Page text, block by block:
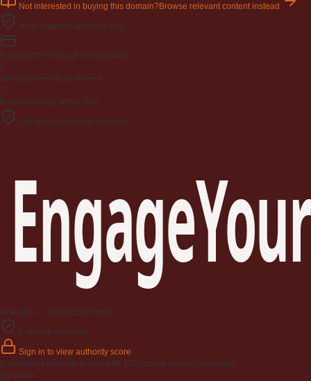
Not interested in buying this domain?Browse relevant content instead
What happens after you buy
PaySecure checkout on GoDaddy
2
VerifyOwnership confirmed
3
Push Delivered within 24h
GoDaddy-protected checkout
Available — Premium domain
Authority snapshot
Sign in to view authority score
Established backlink profile with 472 unique referring domains.
Backlinks